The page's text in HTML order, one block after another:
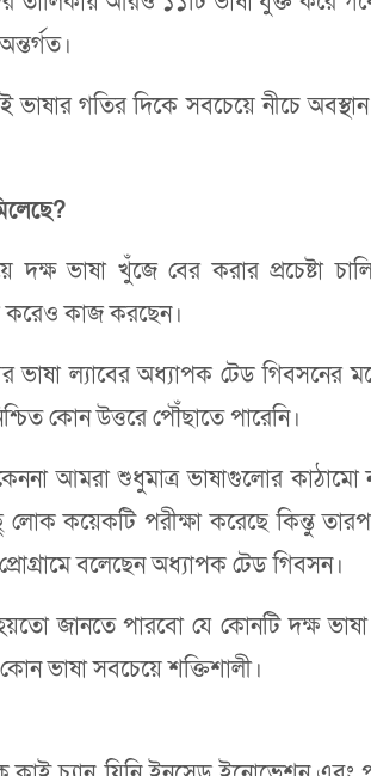
ভাষার গতির দিকে সবচেয়ে নীচে
ভাষা খুঁজে বের করার প্রচেষ্টা
করেও কাজ করছেন।
ভাষা ল্যাবের অধ্যাপক টেড গিবসনের
কোন উত্তরে পৌঁছাতে পারেনি।
আমরা শুধুমাত্র ভাষাগুলোর
কয়েকটি পরীক্ষা করেছে কিন্তু
বলেছেন অধ্যাপক টেড গিবসন।
জানতে পারবো যে কোনটি দক্ষ
ভাষা সবচেয়ে শক্তিশালী।